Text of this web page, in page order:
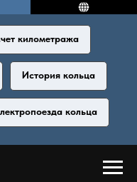
километража
История кольца
кольца